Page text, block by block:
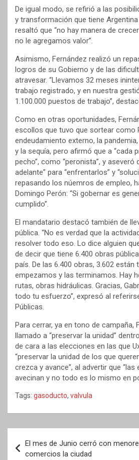
De igual modo, se refirió a las
y transformación que tiene
resaltó que “no hay manera de
no le agregamos valor”.
Asimismo, Fernández realizó un
logros de su Gobierno y de las
atravesar. “Llevamos 32 meses
trabajo registrado, y en nuestra
1.100.000 puestos de trabajo”,
Como en otras oportunidades,
escollos que tuvo que sortear como
endeudamiento externo, la
y la sequía, pero afirmó que a “cada
pecho”, como “peronista”, y aseveró
adelante” para “enfrentarlos” y
repasando los núemros de empleo,
Domingo Perón: “Si gobernar es
cumplido”.
El mandatario destacó también de
pública. “No es verdad que la
resolver todo eso. Lo dice alguien
de decir que tiene 6.400 obras
país. De las 6.400 obras, 3.602 están
empezamos y las terminamos. Hay
rutas, obras hidráulicas. Gracias,
todo tu esfuerzo”, expresó al
Públicas.
Para cerrar, ya en tono de campaña,
llamado a “preservar la unidad”
de cara a las elecciones en las que
“preservar la unidad de los que
crezca y avance”, al advertir que “las
avecinan y no todo es lo mismo en
Tags: gasoducto, valvula
de
El mes de Junio cerró con
comercios la ciudad